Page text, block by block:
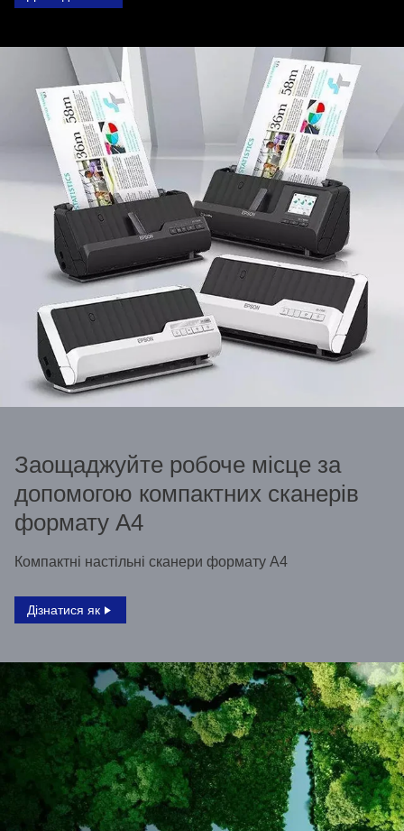
Заощаджуйте робоче місце за
допомогою компактних сканерів
формату A4
Компактні настільні сканери формату А4
Дізнатися як